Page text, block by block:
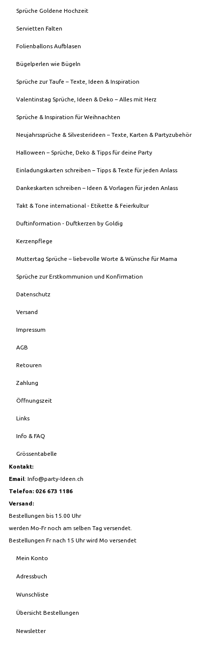
Sprüche Goldene Hochzeit
Servietten Falten
Folienballons Aufblasen
Bügelperlen wie Bügeln
Sprüche zur Taufe – Texte, Ideen & Inspiration
Valentinstag Sprüche, Ideen & Deko – Alles mit Herz
Sprüche & Inspiration für Weihnachten
Neujahrssprüche & Silvesterideen – Texte, Karten & Partyzubehör
Halloween – Sprüche, Deko & Tipps für deine Party
Einladungskarten schreiben – Tipps & Texte für jeden Anlass
Dankeskarten schreiben – Ideen & Vorlagen für jeden Anlass
Takt & Tone international - Etikette & Feierkultur
Duftinformation - Duftkerzen by Goldig
Kerzenpflege
Muttertag Sprüche – liebevolle Worte & Wünsche für Mama
Sprüche zur Erstkommunion und Konfirmation
Datenschutz
Versand
Impressum
AGB
Retouren
Zahlung
Öffnungszeit
Links
Info & FAQ
Grössentabelle
Kontakt:
Email: Info@party-Ideen.ch
Telefon: 026 673 1186
Versand:
Bestellungen bis 15.00 Uhr
werden Mo-Fr noch am selben Tag versendet.
Bestellungen Fr nach 15 Uhr wird Mo versendet
Mein Konto
Adressbuch
Wunschliste
Übersicht Bestellungen
Newsletter